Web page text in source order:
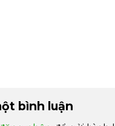
bình luận